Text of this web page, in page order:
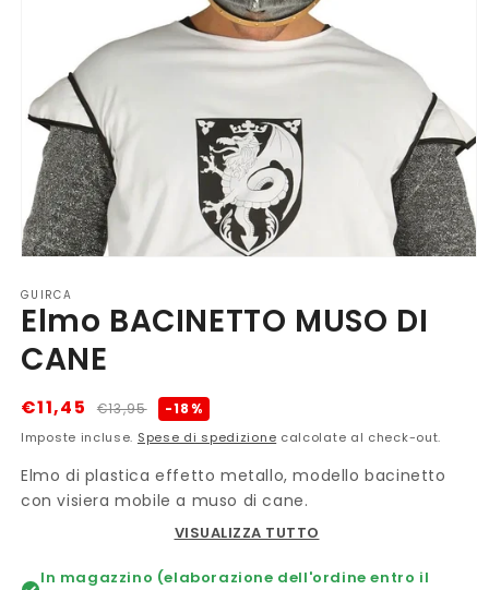
multimediali
1
in
finestra
modale
GUIRCA
Elmo BACINETTO MUSO DI
CANE
Prezzo
di
€13,95
Prezzo
scontato
€11,45 -18%
Imposte incluse. Spese di spedizione calcolate al check-out.
Elmo di plastica effetto metallo, modello bacinetto
con visiera mobile a muso di cane.
VISUALIZZA TUTTO
In magazzino (elaborazione dell'ordine entro il